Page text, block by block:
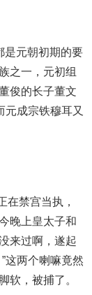
是元朝初期的要
之一，元初组
俊的长子董文
元成宗铁穆耳又
在禁宫当执，
晚上皇太子和
来过啊，遂起
这两个喇嘛竟然
软，被捕了。